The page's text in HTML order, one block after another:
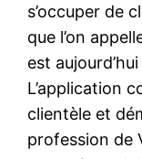
s’occuper de
que l’on
est
L’application
clientèle et
profession de